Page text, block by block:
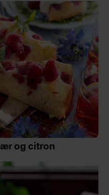
og citron